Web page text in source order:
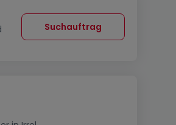
Suchauftrag